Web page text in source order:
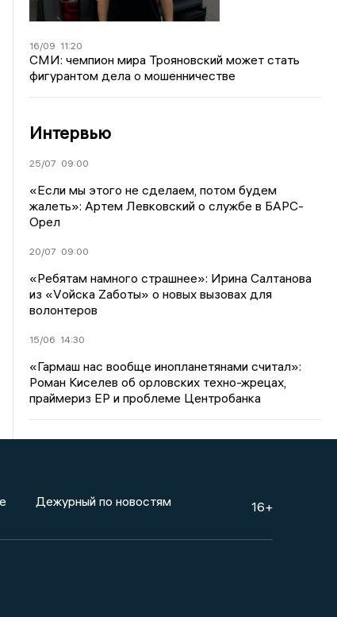
16/09 11:20
СМИ: чемпион мира Трояновский может стать
фигурантом дела о мошенничестве
Интервью
25/07 09:00
«Если мы этого не сделаем, потом будем
жалеть»: Артем Левковский о службе в БАРС-
Орел
20/07 09:00
«Ребятам намного страшнее»: Ирина Салтанова
из «Vойска Zаботы» о новых вызовах для
волонтеров
15/06 14:30
«Гармаш нас вообще инопланетянами считал»:
Роман Киселев об орловских техно-жрецах,
праймериз ЕР и проблеме Центробанка
Дежурный по новостям 16+